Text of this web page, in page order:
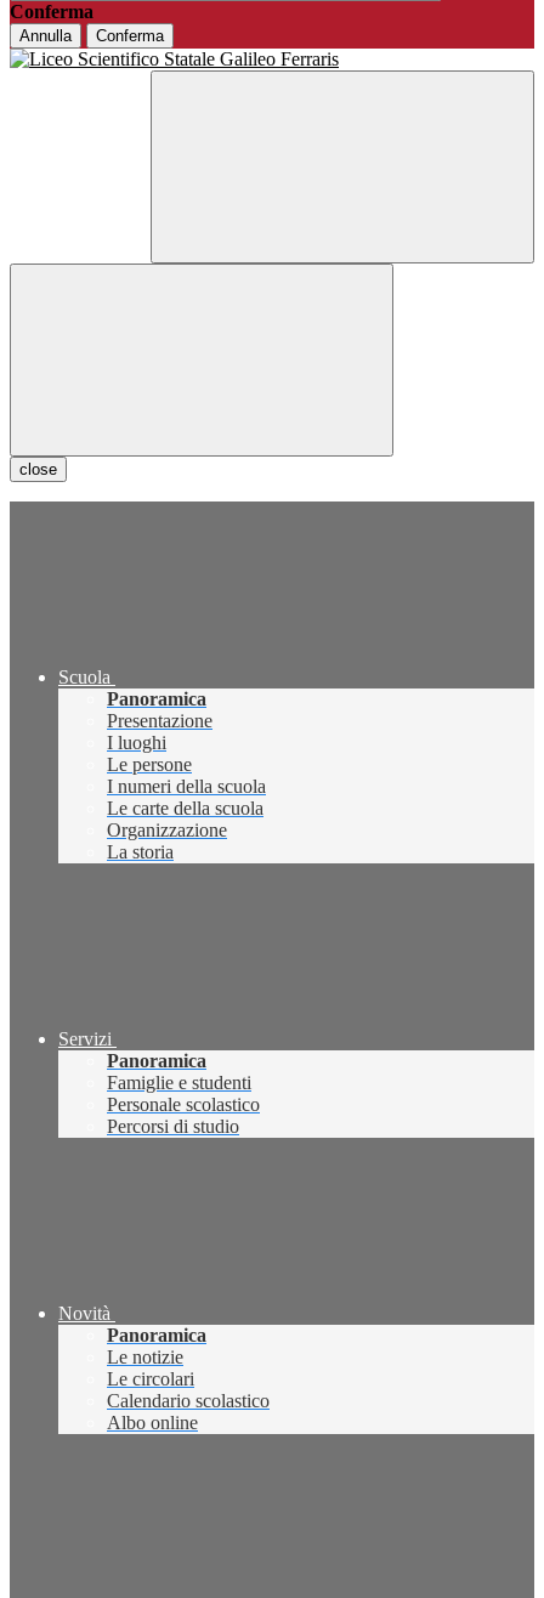
Conferma
Annulla Conferma
close
Scuola
Panoramica
Presentazione
I luoghi
Le persone
I numeri della scuola
Le carte della scuola
Organizzazione
La storia
Servizi
Panoramica
Famiglie e studenti
Personale scolastico
Percorsi di studio
Novità
Panoramica
Le notizie
Le circolari
Calendario scolastico
Albo online